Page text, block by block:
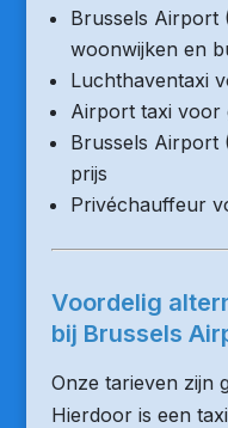
Brussels Airport
woonwijken en
Luchthaventaxi
Airport taxi voor
Brussels Airport
prijs
Privéchauffeur
Voordelig
bij Brussels
Onze tarieven zijn
Hierdoor is een